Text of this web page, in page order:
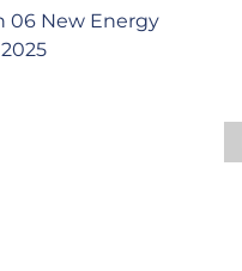
06 New Energy
2025